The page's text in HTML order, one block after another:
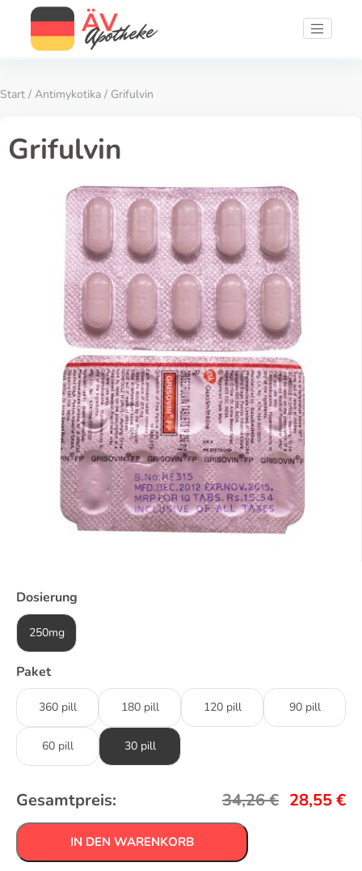
Start / Antimykotika / Grifulvin
Grifulvin
Dosierung
250mg
Paket
360 pill 180 pill 120 pill 90 pill
60 pill 30 pill
Gesamtpreis: 34,26€ 28,55€
IN DEN WARENKORB